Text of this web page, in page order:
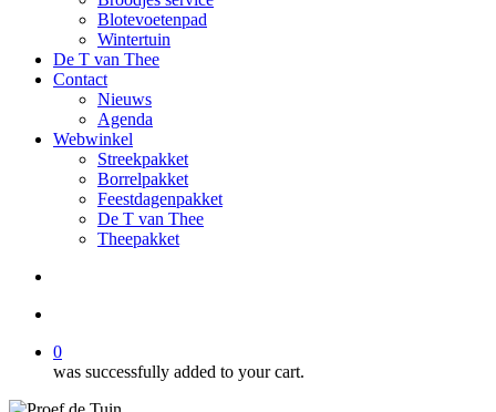
Blotevoetenpad
Wintertuin
De T van Thee
Contact
Nieuws
Agenda
Webwinkel
Streekpakket
Borrelpakket
Feestdagenpakket
De T van Thee
Theepakket
0
was successfully added to your cart.